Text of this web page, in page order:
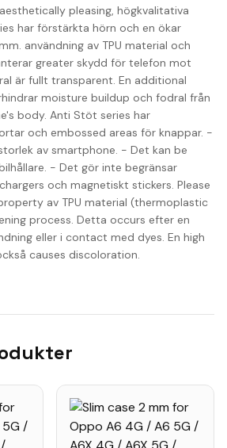
pleasing, högkvalitativa
har förstärkta hörn och en ökar
användning av TPU material och
greater skydd för telefon mot
är fullt transparent. En additional
moisture buildup och fodral från
body. Anti Stöt series har
och embossed areas för knappar. -
av smartphone. - Det kan be
- Det gör inte begränsar
och magnetiskt stickers. Please
av TPU material (thermoplastic
process. Detta occurs efter en
eller i contact med dyes. En high
causes discoloration.